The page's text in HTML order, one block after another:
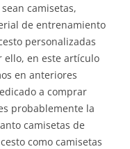
camisetas,
de entrenamiento
personalizadas
ello, en este artículo
en anteriores
a comprar
probablemente la
camisetas de
como camisetas